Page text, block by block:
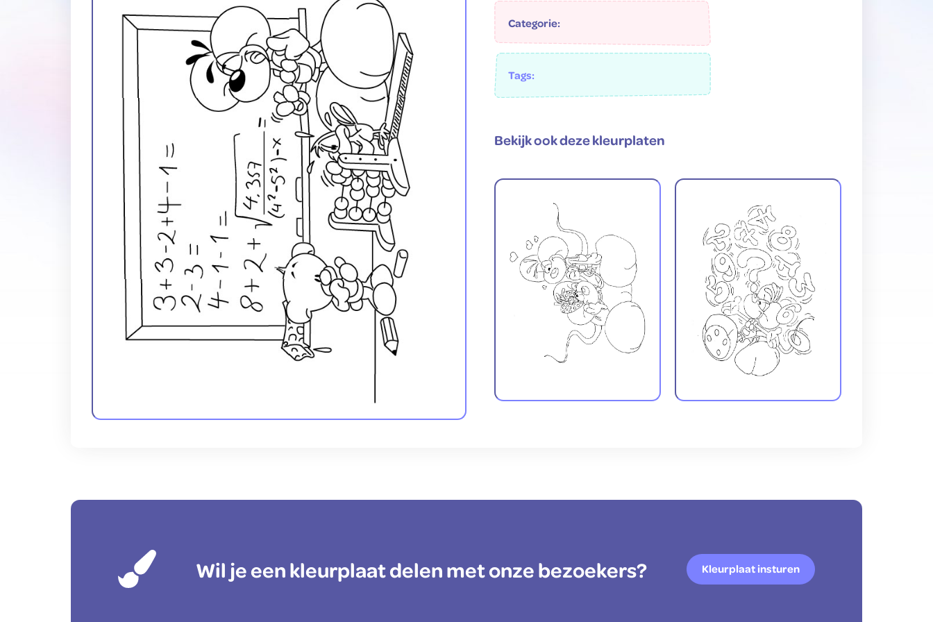
Categorie:
Tags:
Bekijk ook deze kleurplaten
Wil je een kleurplaat delen met onze bezoekers? Kleurplaat insturen